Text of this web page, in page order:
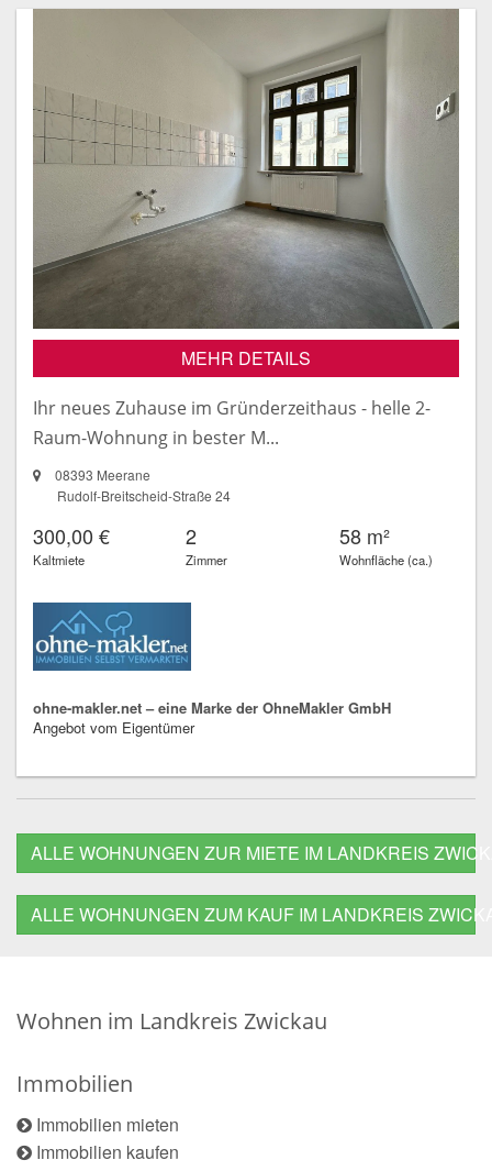
MEHR DETAILS
Ihr neues Zuhause im Gründerzeithaus - helle 2-
Raum-Wohnung in bester M...
08393 Meerane
Rudolf-Breitscheid-Straße 24
300,00 €
Kaltmiete
2
Zimmer
58 m²
Wohnfläche (ca.)
ohne-makler.net – eine Marke der OhneMakler GmbH
Angebot vom Eigentümer
ALLE WOHNUNGEN ZUR MIETE IM LANDKREIS
ALLE WOHNUNGEN ZUM KAUF IM LANDKREIS
Wohnen im Landkreis Zwickau
Immobilien
Immobilien mieten
Immobilien kaufen